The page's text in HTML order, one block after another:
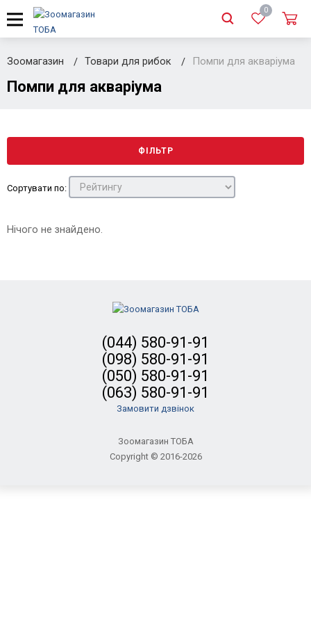
0
Зоомагазин Товари для рибок Помпи для акваріума
Помпи для акваріума
ФІЛЬТР
Сортувати по:
Нічого не знайдено.
(044) 580-91-91
(098) 580-91-91
(050) 580-91-91
(063) 580-91-91
Замовити дзвінок
Зоомагазин ТОБА
Copyright © 2016-2026